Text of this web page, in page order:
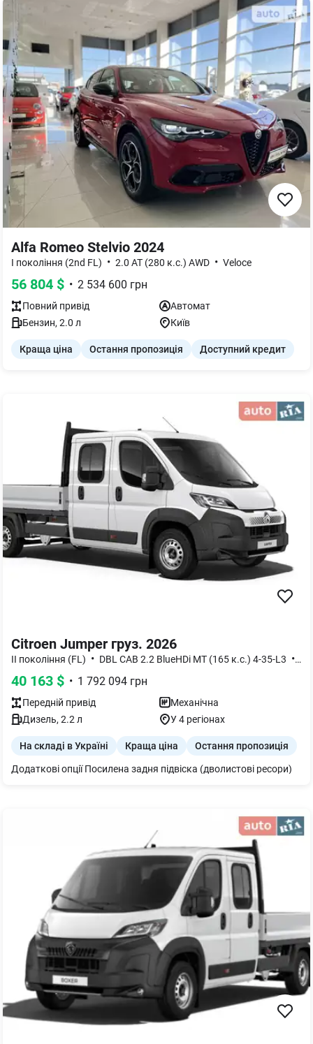
Alfa Romeo Stelvio 2024
I покоління (2nd FL) • 2.0 AT (280 к.с.) AWD • Veloce
56 804 $ • 2 534 600 грн
Повний привід
Автомат
Бензин, 2.0 л Київ
Краща ціна Остання пропозиція Доступний кредит
Citroen Jumper груз. 2026
II покоління (FL) • DBL CAB 2.2 BlueHDi MT (165 к.с.) 4-35-L3 •
40 163 $ • 1 792 094 грн
Передній привід
Механічна
Дизель, 2.2 л У 4 регіонах
На складі в Україні Краща ціна Остання пропозиція
Додаткові опції Посилена задня підвіска (дволистові ресори)